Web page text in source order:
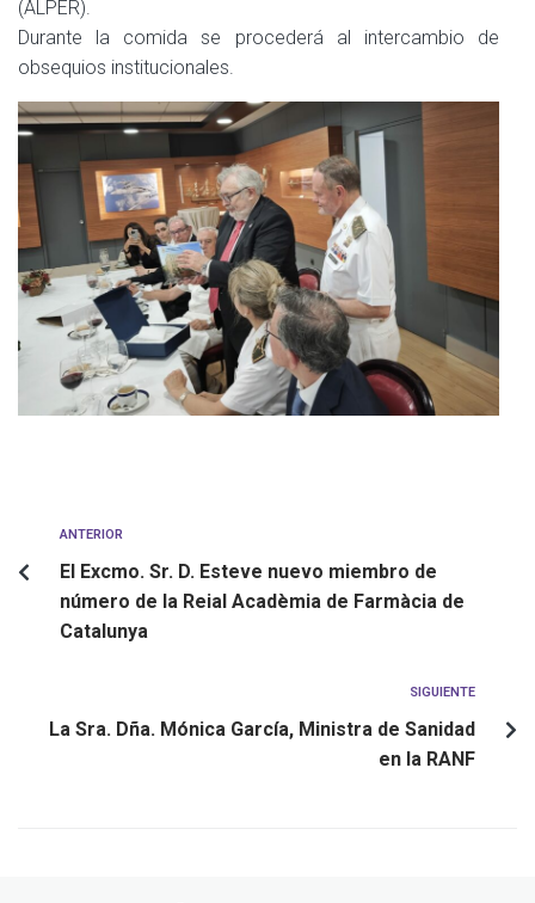
(ALPER).
Durante la comida se procederá al intercambio de
obsequios institucionales.
ANTERIOR
El Excmo. Sr. D. Esteve nuevo miembro de
número de la Reial Acadèmia de Farmàcia de
Catalunya
SIGUIENTE
La Sra. Dña. Mónica García, Ministra de Sanidad
en la RANF